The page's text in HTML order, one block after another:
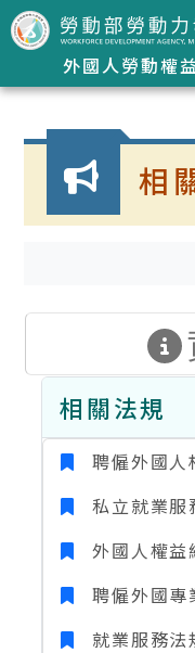
跳到主要內容區塊
外國人勞動權
:::
相
相關法規
聘僱外國人
私立就業服
外國人權益
聘僱外國專
就業服務法